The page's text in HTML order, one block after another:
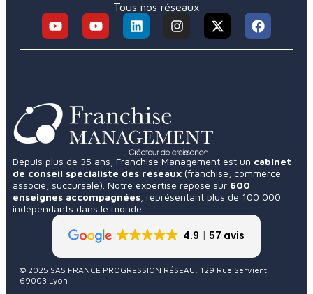
Tous nos réseaux
Depuis plus de 35 ans, Franchise Management est un cabinet
de conseil spécialiste des réseaux (franchise, commerce
associé, succursale). Notre expertise repose sur 600
enseignes accompagnées , représentant plus de 100 000
indépendants dans le monde.
4.9 57 avis
© 2025 SAS FRANCE PROGRESSION RÉSEAU, 129 Rue Servient
69003 Lyon